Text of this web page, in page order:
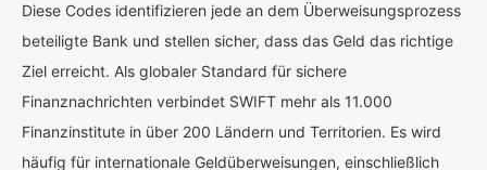
Diese Codes identifizieren jede an dem Überweisungsprozess
beteiligte Bank und stellen sicher, dass das Geld das richtige
Ziel erreicht. Als globaler Standard für sichere
Finanznachrichten verbindet SWIFT mehr als 11.000
Finanzinstitute in über 200 Ländern und Territorien. Es wird
häufig für internationale Geldüberweisungen, einschließlich